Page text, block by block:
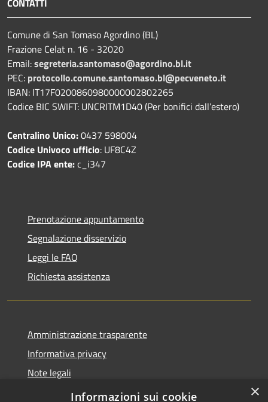
CONTATTI
Comune di San Tomaso Agordino (BL)
Frazione Celat n. 16 - 32020
Email:segreteria.santomaso@agordino.bl.it
PEC: protocollo.comune.santomaso.bl@pecveneto.it
IBAN: IT17F0200860980000002802265
Codice BIC SWIFT: UNCRITM1D40 (Per bonifici dall’estero)
Centralino Unico:0437 598004
Codice Univoco ufficio: UF8C4Z
Codice IPA ente:c_i347
Prenotazione appuntamento
Segnalazione disservizio
Leggi le FAQ
Richiesta assistenza
Amministrazione trasparente
Informativa privacy
Note legali
Dichiarazione di accessibilità
×
Informazioni sui cookie